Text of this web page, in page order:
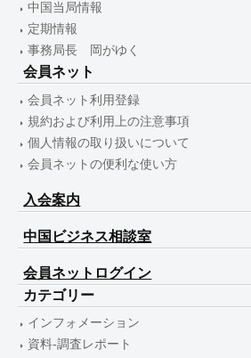
中国当局情報
定期情報
事務局長 岡がゆく
会員ネット
会員ネット利用登録
規約および利用上の注意事項
個人情報の取り扱いについて
会員ネットの便利な使い方
入会案内
中国ビジネス相談室
会員ネットログイン
カテゴリー
インフォメーション
資料-調査レポート